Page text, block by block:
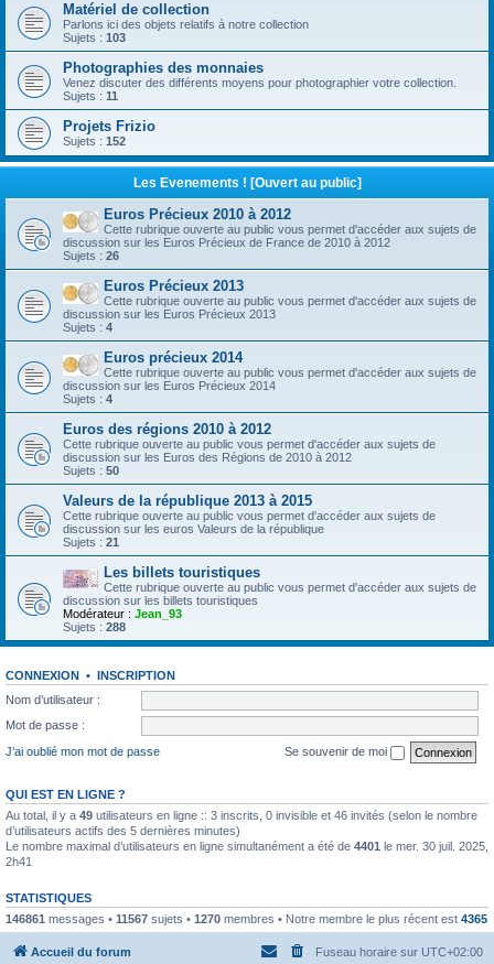
Matériel de collection
Parlons ici des objets relatifs à notre collection
Sujets : 103
Photographies des monnaies
Venez discuter des différents moyens pour photographier votre collection.
Sujets : 11
Projets Frizio
Sujets : 152
Les Evenements ! [Ouvert au public]
Euros Précieux 2010 à 2012
Cette rubrique ouverte au public vous permet d'accéder aux sujets de
discussion sur les Euros Précieux de France de 2010 à 2012
Sujets : 26
Euros Précieux 2013
Cette rubrique ouverte au public vous permet d'accéder aux sujets de
discussion sur les Euros Précieux 2013
Sujets : 4
Euros précieux 2014
Cette rubrique ouverte au public vous permet d'accéder aux sujets de
discussion sur les Euros Précieux 2014
Sujets : 4
Euros des régions 2010 à 2012
Cette rubrique ouverte au public vous permet d'accéder aux sujets de
discussion sur les Euros des Régions de 2010 à 2012
Sujets : 50
Valeurs de la république 2013 à 2015
Cette rubrique ouverte au public vous permet d'accéder aux sujets de
discussion sur les euros Valeurs de la république
Sujets : 21
Les billets touristiques
Cette rubrique ouverte au public vous permet d'accéder aux sujets de
discussion sur les billets touristiques
Modérateur : Jean_93
Sujets : 288
CONNEXION • INSCRIPTION
Nom d’utilisateur :
Mot de passe :
J’ai oublié mon mot de passe
Se souvenir de moi
QUI EST EN LIGNE ?
Au total, il y a 49 utilisateurs en ligne :: 3 inscrits, 0 invisible et 46 invités (selon le nombre
d’utilisateurs actifs des 5 dernières minutes)
Le nombre maximal d’utilisateurs en ligne simultanément a été de 4401 le mer. 30 juil. 2025,
2h41
STATISTIQUES
146861 messages • 11567 sujets • 1270 membres • Notre membre le plus récent est 4365
Accueil du forum Fuseau horaire sur UTC+02:00